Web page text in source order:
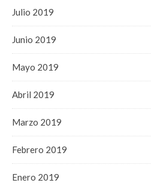
Julio 2019
Junio 2019
Mayo 2019
Abril 2019
Marzo 2019
Febrero 2019
Enero 2019